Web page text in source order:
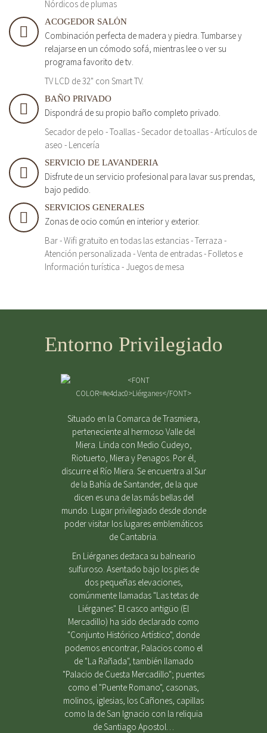
Nórdicos de plumas
ACOGEDOR SALÓN
Combinación perfecta de madera y piedra. Tumbarse y
relajarse en un cómodo sofá, mientras lee o ver su
programa favorito de tv.
TV LCD de 32" con Smart TV.
BAÑO PRIVADO
Dispondrá de su propio baño completo privado.
Secador de pelo - Toallas - Secador de toallas - Artículos de
aseo - Lencería
SERVICIO DE LAVANDERIA
Disfrute de un servicio profesional para lavar sus prendas,
bajo pedido.
SERVICIOS GENERALES
Zonas de ocio común en interior y exterior.
Bar - Wifi gratuito en todas las estancias - Terraza -
Atención personalizada - Venta de entradas - Folletos e
Información turística - Juegos de mesa
Entorno Privilegiado
Situado en la Comarca de Trasmiera,
perteneciente al hermoso Valle del
Miera. Linda con Medio Cudeyo,
Riotuerto, Miera y Penagos. Por él,
discurre el Río Miera. Se encuentra al Sur
de la Bahía de Santander, de la que
dicen es una de las más bellas del
mundo. Lugar privilegiado desde donde
poder visitar los lugares emblemáticos
de Cantabria.
En Liérganes destaca su balneario
sulfuroso. Asentado bajo los pies de
dos pequeñas elevaciones,
comúnmente llamadas "Las tetas de
Liérganes". El casco antigüo (El
Mercadillo) ha sido declarado como
"Conjunto Histórico Artístico", donde
podemos encontrar, Palacios como el
de "La Rañada", también llamado
"Palacio de Cuesta Mercadillo"; puentes
como el "Puente Romano", casonas,
molinos, iglesias, los Cañones, capillas
como la de San Ignacio con la reliquia
de Santiago Apostol…